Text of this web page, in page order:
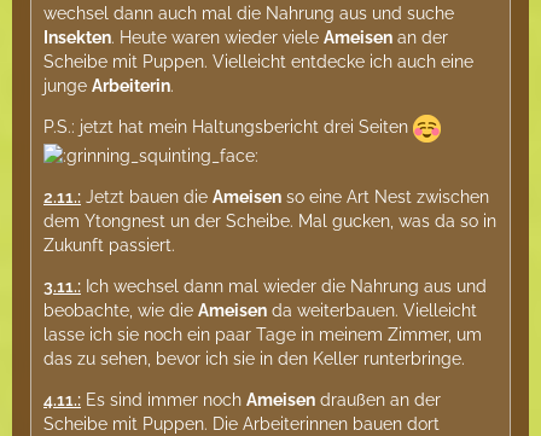
wechsel dann auch mal die Nahrung aus und suche
Insekten. Heute waren wieder viele Ameisen an der
Scheibe mit Puppen. Vielleicht entdecke ich auch eine
junge Arbeiterin.
P.S.: jetzt hat mein Haltungsbericht drei Seiten
2.11.: Jetzt bauen die Ameisen so eine Art Nest zwischen
dem Ytongnest un der Scheibe. Mal gucken, was da so in
Zukunft passiert.
3.11.: Ich wechsel dann mal wieder die Nahrung aus und
beobachte, wie die Ameisen da weiterbauen. Vielleicht
lasse ich sie noch ein paar Tage in meinem Zimmer, um
das zu sehen, bevor ich sie in den Keller runterbringe.
4.11.: Es sind immer noch Ameisen draußen an der
Scheibe mit Puppen. Die Arbeiterinnen bauen dort